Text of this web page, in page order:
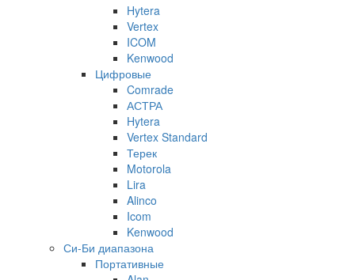
Hytera
Vertex
ICOM
Kenwood
Цифровые
Comrade
АСТРА
Hytera
Vertex Standard
Терек
Motorola
Lira
Alinco
Icom
Kenwood
Си-Би диапазона
Портативные